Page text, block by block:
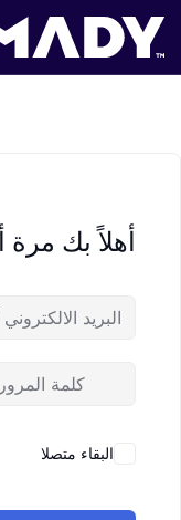
أهلاً بك
البقاء متصلا